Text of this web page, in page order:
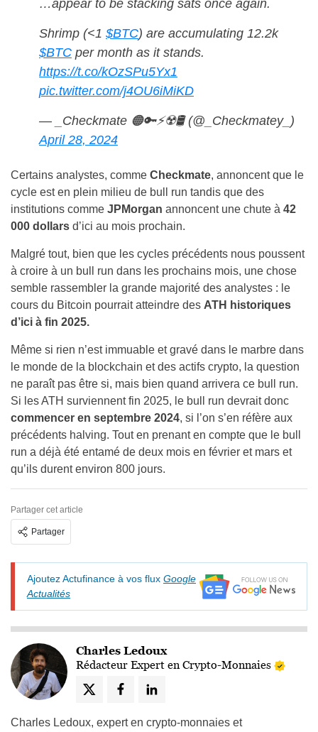
…appear to be stacking sats once again.
Shrimp (<1 $BTC) are accumulating 12.2k
$BTC per month as it stands.
https://t.co/kOzSPu5Yx1
pic.twitter.com/j4OU6iMiKD
— _Checkmate 🟠🔑⚡☢️🛢️ (@_Checkmatey_)
April 28, 2024
Certains analystes, comme Checkmate, annoncent que le
cycle est en plein milieu de bull run tandis que des
institutions comme JPMorgan annoncent une chute à 42
000 dollars d’ici au mois prochain.
Malgré tout, bien que les cycles précédents nous poussent
à croire à un bull run dans les prochains mois, une chose
semble rassembler la grande majorité des analystes : le
cours du Bitcoin pourrait atteindre des ATH historiques
d’ici à fin 2025.
Même si rien n’est immuable et gravé dans le marbre dans
le monde de la blockchain et des actifs crypto, la question
ne paraît pas être si, mais bien quand arrivera ce bull run.
Si les ATH surviennent fin 2025, le bull run devrait donc
commencer en septembre 2024, si l’on s’en réfère aux
précédents halving. Tout en prenant en compte que le bull
run a déjà été entamé de deux mois en février et mars et
qu’ils durent environ 800 jours.
Partager cet article
Partager
Ajoutez Actufinance à vos flux Google
Actualités
Charles Ledoux
Rédacteur Expert en Crypto-Monnaies
Charles Ledoux, expert en crypto-monnaies et